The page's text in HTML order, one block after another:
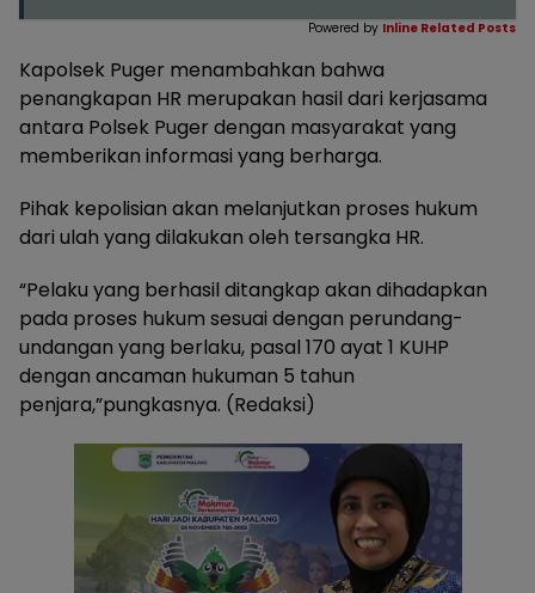
Powered by Inline Related Posts
Kapolsek Puger menambahkan bahwa
penangkapan HR merupakan hasil dari kerjasama
antara Polsek Puger dengan masyarakat yang
memberikan informasi yang berharga.
Pihak kepolisian akan melanjutkan proses hukum
dari ulah yang dilakukan oleh tersangka HR.
“Pelaku yang berhasil ditangkap akan dihadapkan
pada proses hukum sesuai dengan perundang-
undangan yang berlaku, pasal 170 ayat 1 KUHP
dengan ancaman hukuman 5 tahun
penjara,”pungkasnya. (Redaksi)